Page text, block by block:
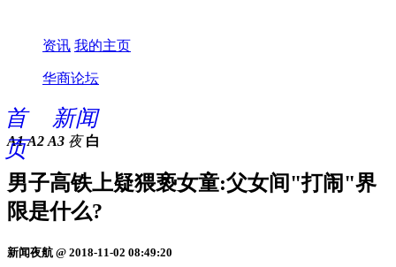
资讯 我的主页
华商论坛
首
页
新闻
A1 A2 A3 夜 白
男子高铁上疑猥亵女童:父女间"打闹"界
限是什么?
新闻夜航 @ 2018-11-02 08:49:20